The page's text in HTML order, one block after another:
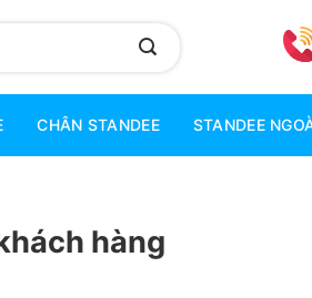
CHÂN STANDEE STANDEE
hàng